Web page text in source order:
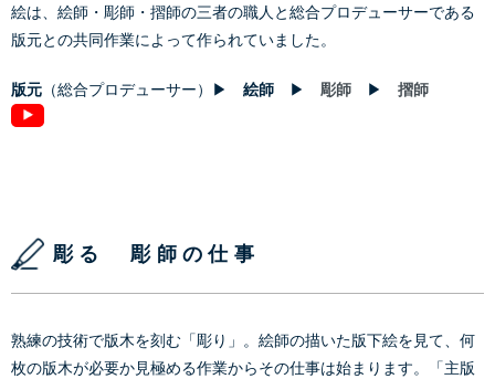
絵は、絵師・彫師・摺師の三者の職人と総合プロデューサーである
版元との共同作業によって作られていました。
版元 （総合プロデューサー）▶ 絵師 ▶ 彫師 ▶ 摺師
彫る 彫師の仕事
熟練の技術で版木を刻む「彫り」。絵師の描いた版下絵を見て、何
枚の版木が必要か見極める作業からその仕事は始まります。「主版